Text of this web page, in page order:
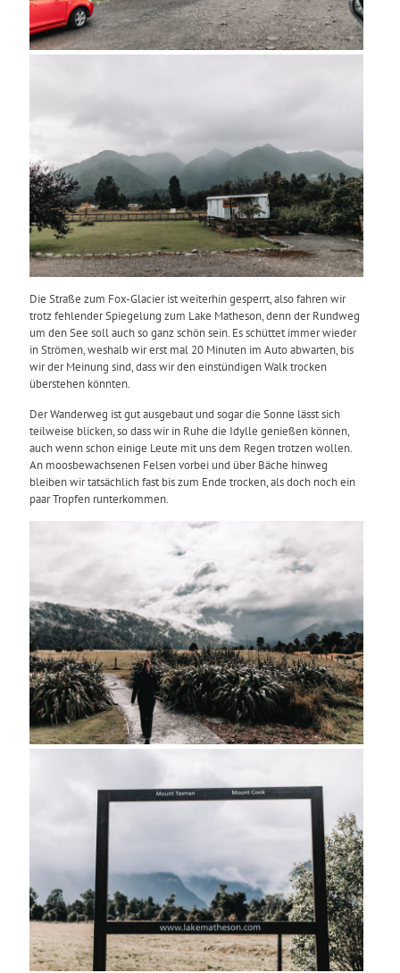
Die Straße zum Fox-Glacier ist weiterhin gesperrt, also fahren wir
trotz fehlender Spiegelung zum Lake Matheson, denn der Rundweg
um den See soll auch so ganz schön sein. Es schüttet immer wieder
in Strömen, weshalb wir erst mal 20 Minuten im Auto abwarten, bis
wir der Meinung sind, dass wir den einstündigen Walk trocken
überstehen könnten.
Der Wanderweg ist gut ausgebaut und sogar die Sonne lässt sich
teilweise blicken, so dass wir in Ruhe die Idylle genießen können,
auch wenn schon einige Leute mit uns dem Regen trotzen wollen.
An moosbewachsenen Felsen vorbei und über Bäche hinweg
bleiben wir tatsächlich fast bis zum Ende trocken, als doch noch ein
paar Tropfen runterkommen.